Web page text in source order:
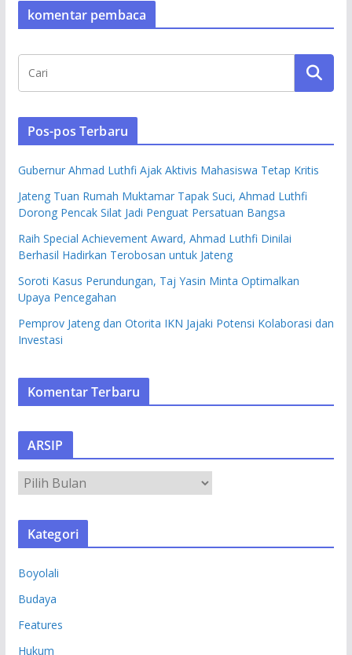
komentar pembaca
Pos-pos Terbaru
Gubernur Ahmad Luthfi Ajak Aktivis Mahasiswa Tetap Kritis
Jateng Tuan Rumah Muktamar Tapak Suci, Ahmad Luthfi
Dorong Pencak Silat Jadi Penguat Persatuan Bangsa
Raih Special Achievement Award, Ahmad Luthfi Dinilai
Berhasil Hadirkan Terobosan untuk Jateng
Soroti Kasus Perundungan, Taj Yasin Minta Optimalkan
Upaya Pencegahan
Pemprov Jateng dan Otorita IKN Jajaki Potensi Kolaborasi dan
Investasi
Komentar Terbaru
ARSIP
R
S
Kategori
Boyolali
Budaya
Features
Hukum